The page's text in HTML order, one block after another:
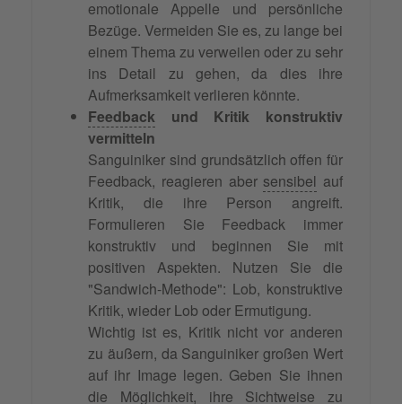
emotionale Appelle und persönliche
Bezüge. Vermeiden Sie es, zu lange bei
einem Thema zu verweilen oder zu sehr
ins Detail zu gehen, da dies ihre
Aufmerksamkeit verlieren könnte.
Feedback und Kritik konstruktiv
vermitteln
Sanguiniker sind grundsätzlich offen für
Feedback, reagieren aber sensibel auf
Kritik, die ihre Person angreift.
Formulieren Sie Feedback immer
konstruktiv und beginnen Sie mit
positiven Aspekten. Nutzen Sie die
"Sandwich-Methode": Lob, konstruktive
Kritik, wieder Lob oder Ermutigung.
Wichtig ist es, Kritik nicht vor anderen
zu äußern, da Sanguiniker großen Wert
auf ihr Image legen. Geben Sie ihnen
die Möglichkeit, ihre Sichtweise zu